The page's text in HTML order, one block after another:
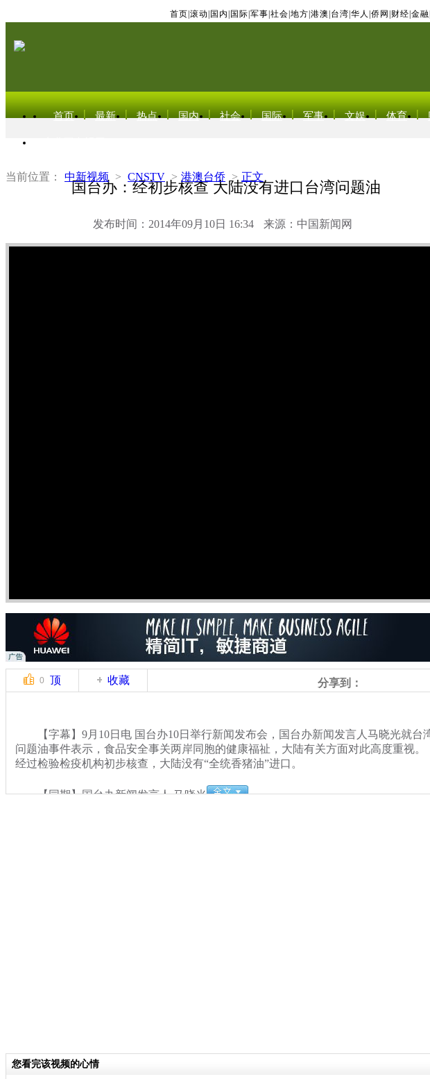
首页 滚动 国内 国际 军事 社会 地方 港澳 台湾 华人 侨网 财经 金融
首页 最新 热点 国内 社会 国际 军事 文娱 体育
当前位置： 中新视频 > CNSTV > 港澳台侨 > 正文
国台办：经初步核查 大陆没有进口台湾问题油
发布时间：2014年09月10日 16:34 来源：中国新闻网
0 顶 收藏 分享到：
【字幕】9月10日电 国台办10日举行新闻发布会，国台办新闻发言人马晓光就台
问题油事件表示，食品安全事关两岸同胞的健康福祉，大陆有关方面对此高度重视。
经过检验检疫机构初步核查，大陆没有“全统香猪油”进口。
【同期】国台办新闻发言人 马晓光
您看完该视频的心情